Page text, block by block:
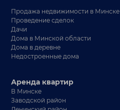
Продажа недвижимости в Минске
Проведение сделок
Дачи
Дома в Минской области
Дома в деревне
Недостроенные дома
Аренда квартир
В Минске
Заводской район